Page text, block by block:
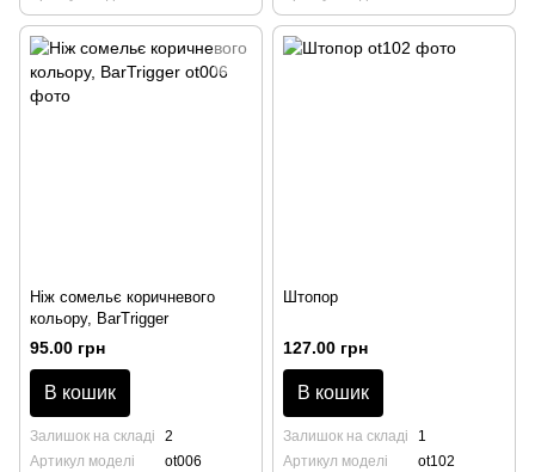
Ніж сомельє коричневого
кольору, BarTrigger
95.00 грн
В кошик
Залишок на складі
2
Артикул моделі
ot006
Штопор
127.00 грн
В кошик
Залишок на складі
1
Артикул моделі
ot102